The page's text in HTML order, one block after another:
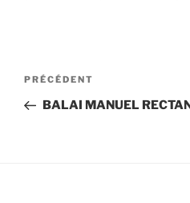
Navigation
l’article
Article
précédent
PRÉCÉDENT
BALAI MANUEL